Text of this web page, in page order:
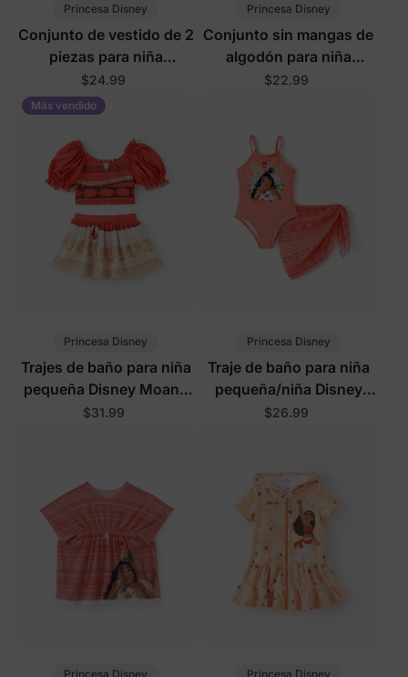
Princesa Disney
Conjunto de vestido de 2
piezas para niña
pequeña/niña Disney
Moana
$24.99
Princesa Disney
Conjunto sin mangas de
algodón para niña
pequeña Disney Moana, 2
$22.99
Más vendido
Princesa Disney
Trajes de baño para niña
pequeña Disney Moana
de 2 piezas con
$31.99
Princesa Disney
Traje de baño para niña
pequeña/niña Disney
Moana
$26.99
Princesa Disney Princesa Disney